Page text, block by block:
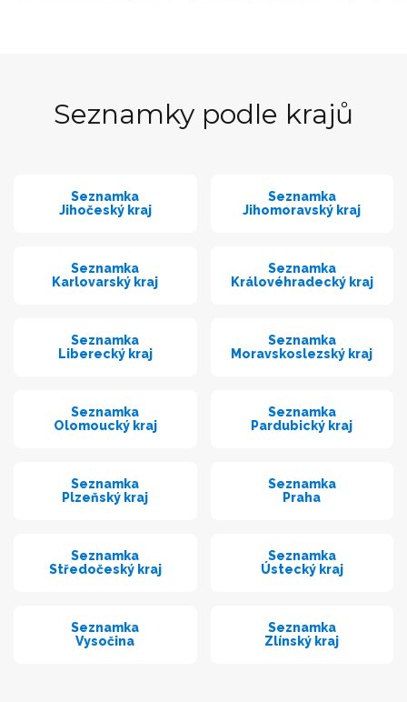
Seznamky podle krajů
Seznamka
Jihočeský kraj
Seznamka
Jihomoravský kraj
Seznamka
Karlovarský kraj
Seznamka
Královéhradecký kraj
Seznamka
Liberecký kraj
Seznamka
Moravskoslezský kraj
Seznamka
Olomoucký kraj
Seznamka
Pardubický kraj
Seznamka
Plzeňský kraj
Seznamka
Praha
Seznamka
Středočeský kraj
Seznamka
Ústecký kraj
Seznamka
Vysočina
Seznamka
Zlínský kraj